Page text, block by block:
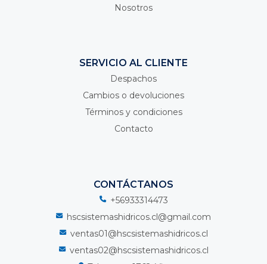
Nosotros
SERVICIO AL CLIENTE
Despachos
Cambios o devoluciones
Términos y condiciones
Contacto
CONTÁCTANOS
+56933314473
hscsistemashidricos.cl@gmail.com
ventas01@hscsistemashidricos.cl
ventas02@hscsistemashidricos.cl